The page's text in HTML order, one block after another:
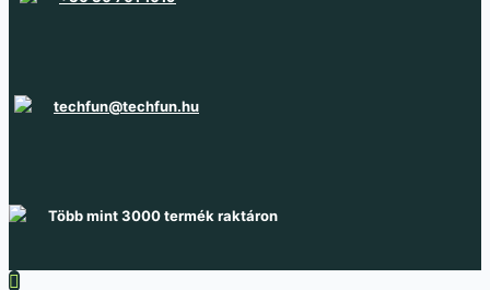
techfun@techfun.hu
Több mint 3000 termék raktáron